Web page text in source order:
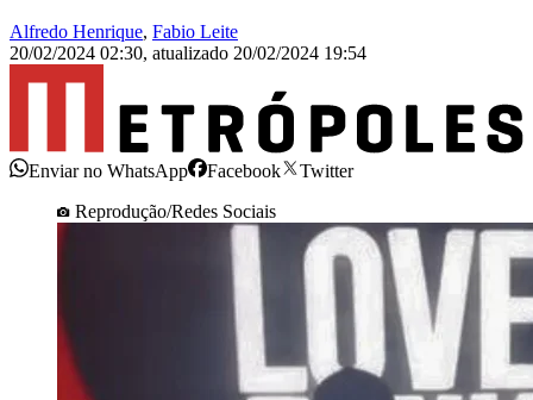
Alfredo Henrique, Fabio Leite
20/02/2024 02:30, atualizado 20/02/2024 19:54
Enviar no WhatsApp Facebook
Twitter
Reprodução/Redes Sociais